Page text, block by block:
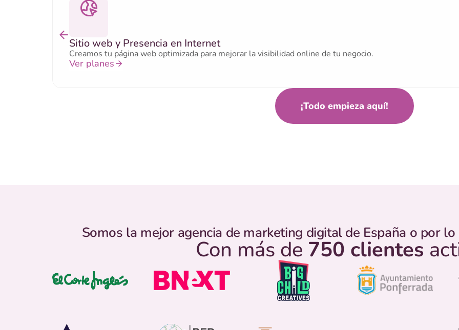
Sitio web y Presencia en Internet
Creamos tu página web optimizada para mejorar la visibilidad online de tu negocio.
Ver planes
¡Todo empieza aquí!
Somos la mejor agencia de marketing digital de España o por
Con más de 750 clientes